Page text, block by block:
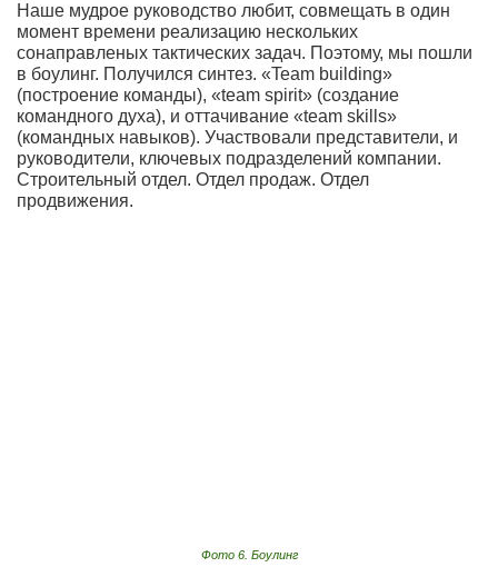
Наше мудрое руководство любит, совмещать в один
момент времени реализацию нескольких
сонаправленых тактических задач. Поэтому, мы пошли
в боулинг. Получился синтез. «Team building»
(построение команды), «team spirit» (создание
командного духа), и оттачивание «team skills»
(командных навыков). Участвовали представители, и
руководители, ключевых подразделений компании.
Строительный отдел. Отдел продаж. Отдел
продвижения.
Фото 6. Боулинг